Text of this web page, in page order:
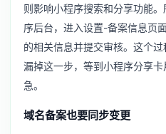
则影响小程序搜索和分享功能
序后台，进入设置-备案信息页
的相关信息并提交审核。这个
漏掉这一步，等到小程序分享
急。
域名备案也要同步变更